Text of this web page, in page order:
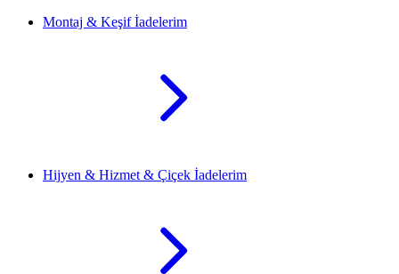
Montaj & Keşif İadelerim
Hijyen & Hizmet & Çiçek İadelerim